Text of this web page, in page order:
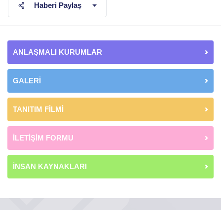
Haberi Paylaş
ANLAŞMALI KURUMLAR
GALERİ
TANITIM FİLMİ
İLETİŞİM FORMU
İNSAN KAYNAKLARI